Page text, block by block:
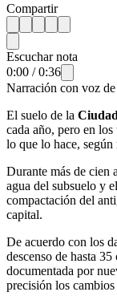
Compartir
Escuchar nota
0:00 /0:36
Narración con voz
El suelo de la
cada año, pero en
lo que lo hace,
Durante más de cien
agua del subsuelo y
compactación del
capital.
De acuerdo con los
descenso de hasta
documentada por
precisión los